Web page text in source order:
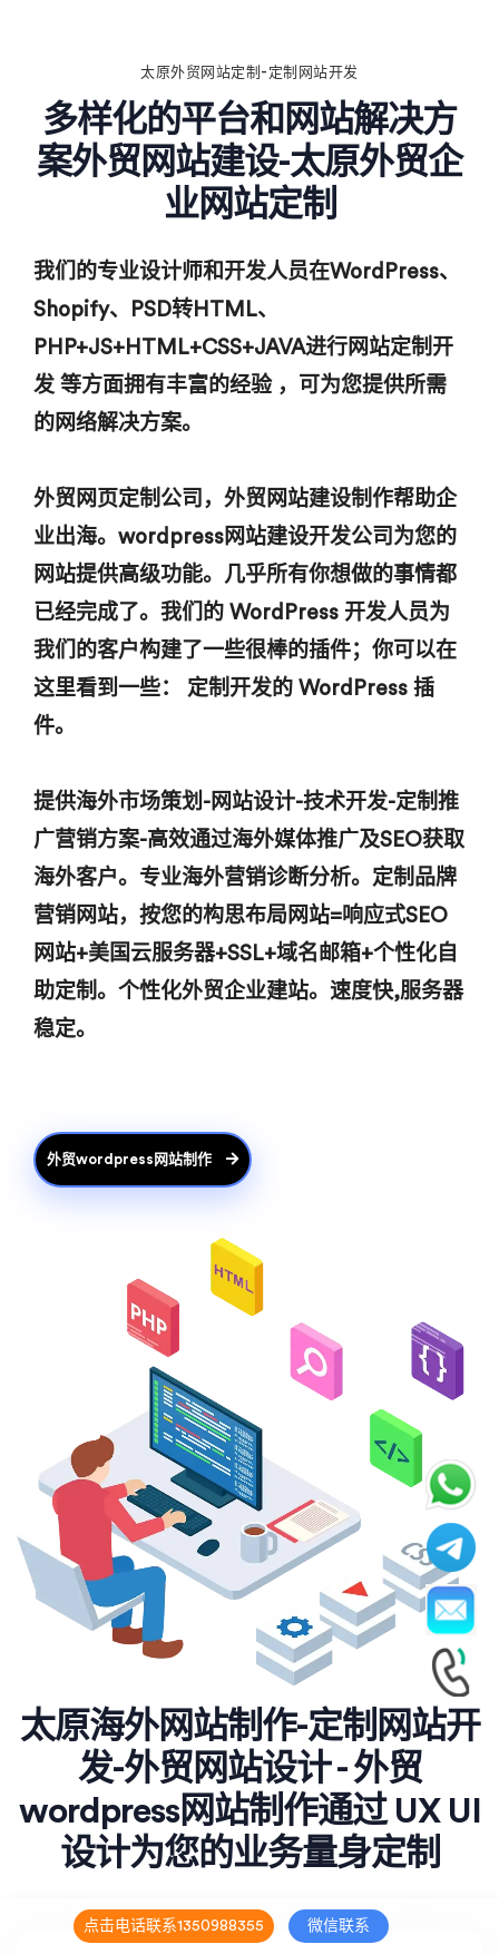
太原外贸网站定制-定制网站开发
多样化的平台和网站解决方
案外贸网站建设-太原外贸企
业网站定制
我们的专业设计师和开发人员在WordPress、
Shopify、PSD转HTML、
PHP+JS+HTML+CSS+JAVA进行网站定制开
发 等方面拥有丰富的经验 ，可为您提供所需
的网络解决方案。
外贸网页定制公司，外贸网站建设制作帮助企
业出海。wordpress网站建设开发公司为您的
网站提供高级功能。几乎所有你想做的事情都
已经完成了。我们的 WordPress 开发人员为
我们的客户构建了一些很棒的插件；你可以在
这里看到一些： 定制开发的 WordPress 插
件。
提供海外市场策划-网站设计-技术开发-定制推
广营销方案-高效通过海外媒体推广及SEO获取
海外客户。专业海外营销诊断分析。定制品牌
营销网站，按您的构思布局网站=响应式SEO
网站+美国云服务器+SSL+域名邮箱+个性化自
助定制。个性化外贸企业建站。速度快,服务器
稳定。
外贸wordpress网站制作
太原海外网站制作-定制网站开
发-外贸网站设计 - 外贸
wordpress网站制作通过 UX UI
设计为您的业务量身定制
点击电话联系1350988355 微信联系